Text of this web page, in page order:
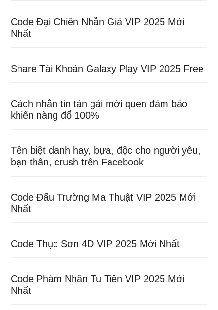
Code Đại Chiến Nhẫn Giả VIP 2025 Mới
Nhất
Share Tài Khoản Galaxy Play VIP 2025 Free
Cách nhắn tin tán gái mới quen đảm bảo
khiến nàng đổ 100%
Tên biệt danh hay, bựa, độc cho người yêu,
bạn thân, crush trên Facebook
Code Đấu Trường Ma Thuật VIP 2025 Mới
Nhất
Code Thục Sơn 4D VIP 2025 Mới Nhất
Code Phàm Nhân Tu Tiên VIP 2025 Mới
Nhất